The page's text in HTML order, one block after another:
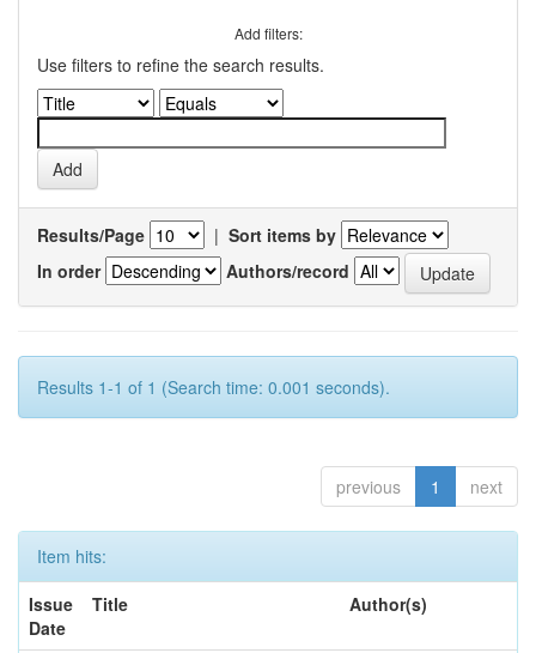
Add filters:
Use filters to refine the search results.
Results/Page | Sort items by
In order
Authors/record
Results 1-1 of 1 (Search time: 0.001 seconds).
previous 1 next
Item hits:
Issue
Date
Title Author(s)